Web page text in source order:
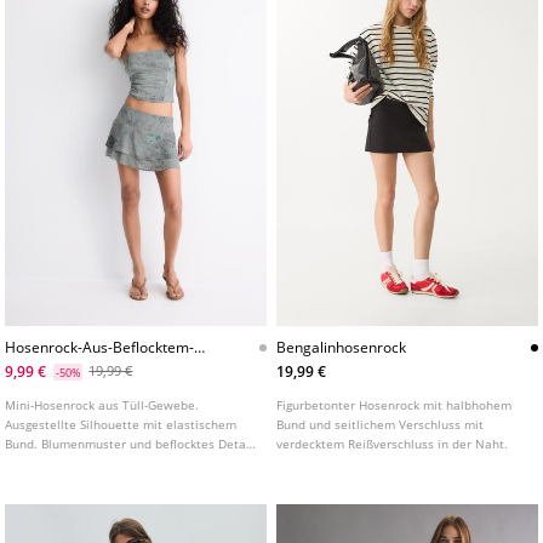
Hosenrock-Aus-Beflocktem-
Tull
9,99 € -50% 19,99 €
Mini-Hosenrock aus Tüll-Gewebe.
Ausgestellte Silhouette mit elastischem
Bund. Blumenmuster und beflocktes Detail
Bengalinhosenrock
19,99 €
Figurbetonter Hosenrock mit halbhohem
Bund und seitlichem Verschluss mit
verdecktem Reißverschluss in der Naht.